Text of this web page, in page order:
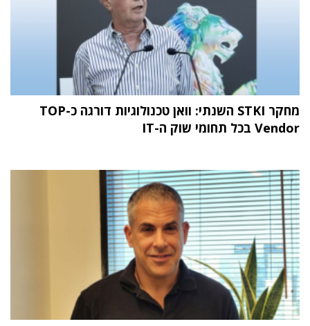
מחקר STKI השנתי: וואן טכנולוגיות דורגה כ-TOP
Vendor בכל תחומי שוק ה-IT